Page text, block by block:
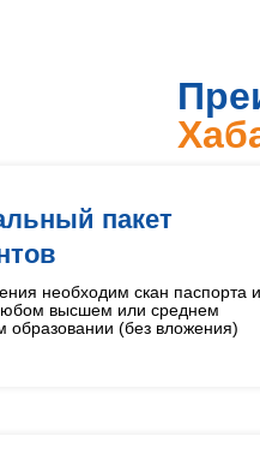
пакет
необходим скан паспорта и
высшем или среднем
образовании (без вложения)